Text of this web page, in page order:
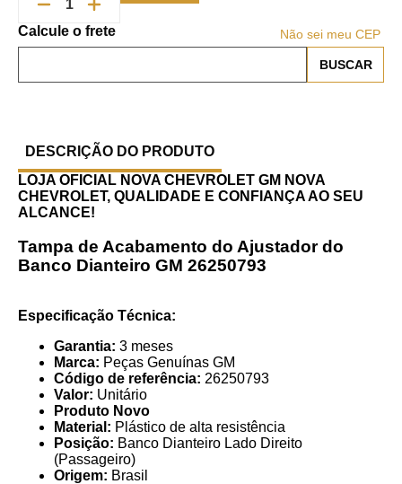
Não sei meu CEP
DESCRIÇÃO DO PRODUTO
LOJA OFICIAL NOVA CHEVROLET GM NOVA
CHEVROLET, QUALIDADE E CONFIANÇA AO SEU
ALCANCE!
Tampa de Acabamento do Ajustador do
Banco Dianteiro GM 26250793
Especificação Técnica:
Garantia: 3 meses
Marca: Peças Genuínas GM
Código de referência: 26250793
Valor: Unitário
Produto Novo
Material: Plástico de alta resistência
Posição: Banco Dianteiro Lado Direito
(Passageiro)
Origem: Brasil